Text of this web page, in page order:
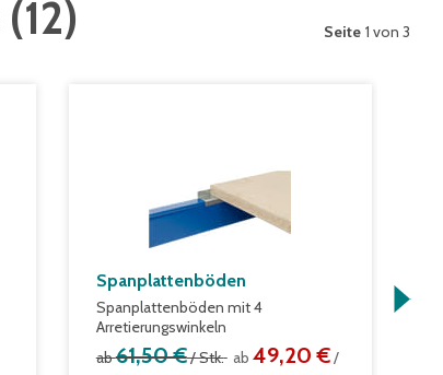
(12) Seite 1 von 3
Spanplattenböden
Spanplattenböden mit 4
Arretierungswinkeln
ab61,50 €/ Stk. ab 49,20 €/